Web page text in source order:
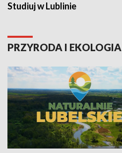
Studiuj w Lublinie
PRZYRODA I EKOLOGIA